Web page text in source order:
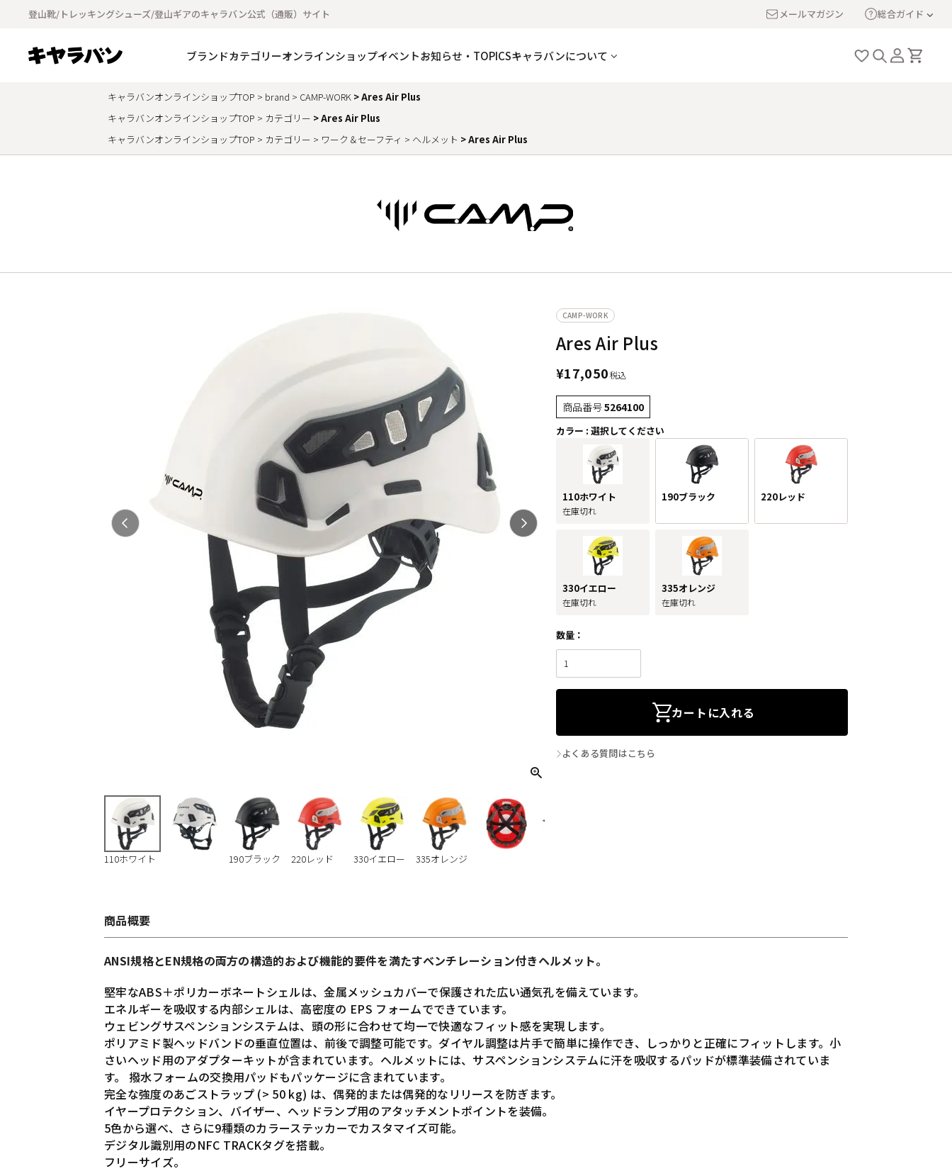
登山靴/トレッキングシューズ/登山ギアのキャラバン公式（通販）サイト メールマガジン 総合ガイド
ブランドカテゴリーオンラインショップイベントお知らせ・TOPICSキャラバンについて
キャラバンオンラインショップTOP brand CAMP-WORK
Ares Air Plus
キャラバンオンラインショップTOP
カテゴリー
Ares Air Plus
キャラバンオンラインショップTOP
カテゴリー ワーク＆セーフティ ヘルメット Ares Air Plus
110ホワイト 190ブラック 220レッド 330イエロー 335オレンジ
CAMP-WORK
Ares Air Plus
¥17,050税込
商品番号5264100
カラー 選択してください
110ホワイト
在庫切れ
190ブラック 220レッド
330イエロー
在庫切れ
335オレンジ
在庫切れ
カートに入れる
よくある質問はこちら
商品概要
ANSI規格とEN規格の両方の構造的および機能的要件を満たすベンチレーション付きヘルメット。
堅牢なABS＋ポリカーボネートシェルは、金属メッシュカバーで保護された広い通気孔を備えています。
エネルギーを吸収する内部シェルは、高密度の EPS フォームでできています。
ウェビングサスペンションシステムは、頭の形に合わせて均一で快適なフィット感を実現します。
ポリアミド製ヘッドバンドの垂直位置は、前後で調整可能です。ダイヤル調整は片手で簡単に操作でき、しっかりと正確にフィットします。小
さいヘッド用のアダプターキットが含まれています。ヘルメットには、サスペンションシステムに汗を吸収するパッドが標準装備されていま
す。 撥水フォームの交換用パッドもパッケージに含まれています。
完全な強度のあごストラップ (> 50 kg) は、偶発的または偶発的なリリースを防ぎます。
イヤープロテクション、バイザー、ヘッドランプ用のアタッチメントポイントを装備。
5色から選べ、さらに9種類のカラーステッカーでカスタマイズ可能。
デジタル識別用のNFC TRACKタグを搭載。
フリーサイズ。